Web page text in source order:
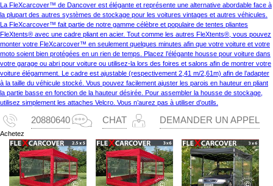
La FleXcarcover™ de Dancover est élégante et représente une alternative abordable face à
la plupart des autres systèmes de stockage pour les voitures vintages et autres véhicules.
La FleXcarcover™ fait partie de notre gamme célèbre et populaire de tentes pliantes
FleXtents® avec une cadre pliant en acier. Tout comme les autres FleXtents®, vous pouvez
monter votre FleXcarcover™ en seulement quelques minutes afin que votre voiture et votre
moto soient bien protégées en un rien de temps. Placez l’élégante housse pour voiture dans
votre garage ou abri pour voiture ou utilisez-la lors des foires et salons afin de montrer votre
voiture élégamment. Le cadre est ajustable (respectivement 2,41 m/2,61m) afin de l’adapter
à la taille du véhicule stocké. Vous pouvez facilement ajuster les parois en hauteur en pliant
la partie basse en fonction de la hauteur désirée. Pour assembler la housse de stockage,
utilisez simplement les attaches Velcro. Vous n’aurez pas à utiliser d’outils.
20880640 CHAT DEMANDER UN APPEL
Achetez